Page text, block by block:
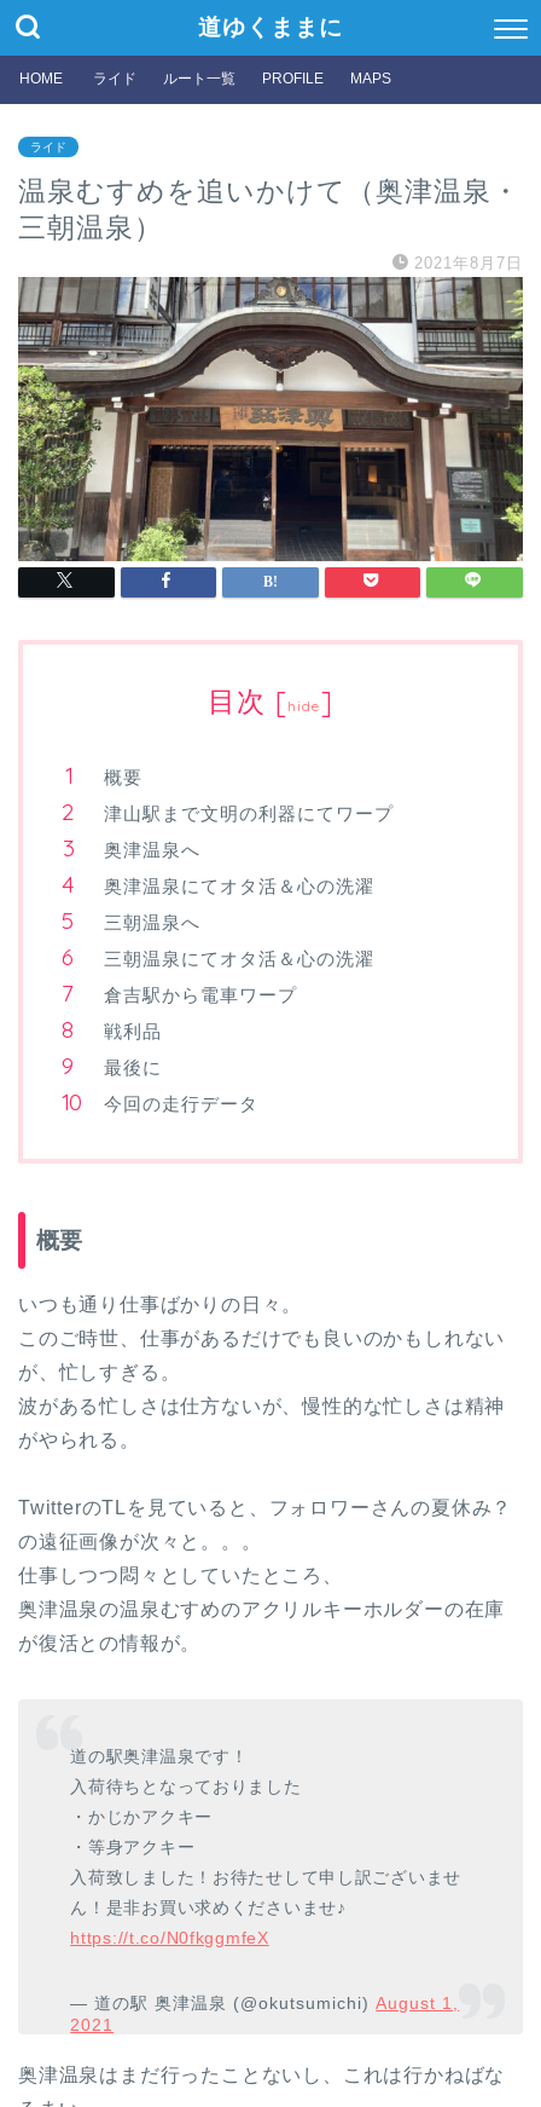
道ゆくままに
HOME ライド ルート一覧 PROFILE MAPS
ライド
温泉むすめを追いかけて（奥津温泉・
三朝温泉）
2021年8月7日
目次 [hide]
概要
津山駅まで文明の利器にてワープ
奥津温泉へ
奥津温泉にてオタ活＆心の洗濯
三朝温泉へ
三朝温泉にてオタ活＆心の洗濯
倉吉駅から電車ワープ
戦利品
最後に
今回の走行データ
概要
いつも通り仕事ばかりの日々。
このご時世、仕事があるだけでも良いのかもしれない
が、忙しすぎる。
波がある忙しさは仕方ないが、慢性的な忙しさは精神
がやられる。
TwitterのTLを見ていると、フォロワーさんの夏休み？
の遠征画像が次々と。。。
仕事しつつ悶々としていたところ、
奥津温泉の温泉むすめのアクリルキーホルダーの在庫
が復活との情報が。
道の駅奥津温泉です！
入荷待ちとなっておりました
・かじかアクキー
・等身アクキー
入荷致しました！お待たせして申し訳ございませ
ん！是非お買い求めくださいませ♪
https://t.co/N0fkggmfeX
— 道の駅 奥津温泉 (@okutsumichi)August 1,
2021
奥津温泉はまだ行ったことないし、これは行かねばな